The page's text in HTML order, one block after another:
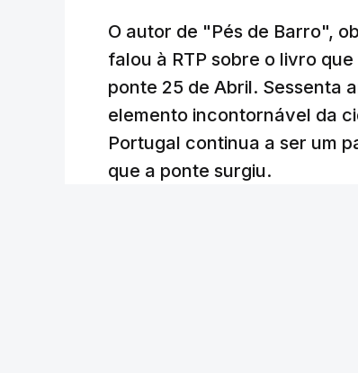
O autor de "Pés de Barro",
falou à RTP sobre o livro
ponte 25 de Abril. Sessenta
elemento incontornável da
Portugal continua a ser um
que a ponte surgiu.